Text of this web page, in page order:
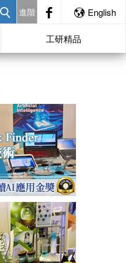
進階 English
工研精品